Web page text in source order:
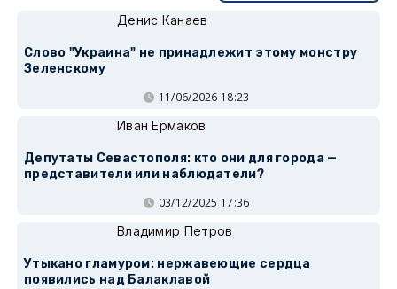
Денис Канаев
Слово "Украина" не принадлежит этому монстру
Зеленскому
11/06/2026 18:23
Иван Ермаков
Депутаты Севастополя: кто они для города —
представители или наблюдатели?
03/12/2025 17:36
Владимир Петров
Утыкано гламуром: нержавеющие сердца
появились над Балаклавой